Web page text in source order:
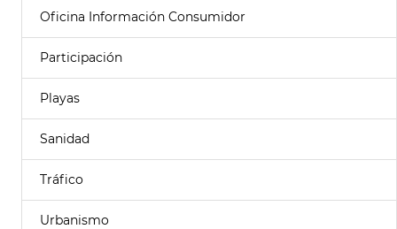
Oficina Información Consumidor
Participación
Playas
Sanidad
Tráfico
Urbanismo